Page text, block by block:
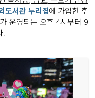
도서관 누리집에 가입한 후
운영되는 오후 4시부터 9
.